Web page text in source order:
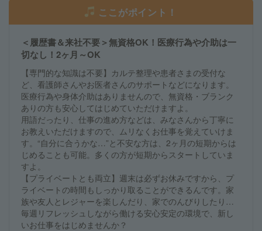
ここがポイント！
＜履歴書＆来社不要＞無資格OK！医療行為や介助は一
切なし！2ヶ月～OK
【専門的な知識は不要】カルテ整理や患者さまの受付な
ど、看護師さんやお医者さんのサポートなどになります。
医療行為や身体介助はありませんので、無資格・ブランク
ありの方も安心してはじめていただけますよ。
用語だったり、仕事の進め方などは、みなさんから丁寧に
お教えいただけますので、ムリなくお仕事を覚えていけま
す。“自分に合うかな…”と不安な方は、2ヶ月の短期からは
じめることも可能。多くの方が短期からスタートしていま
すよ。
【プライベートとも両立】週末は必ずお休みですから、プ
ライベートの時間もしっかり取ることができるんです。家
族や友人とレジャーを楽しんだり、家でのんびりしたり…
毎週リフレッシュしながら働ける安心安定の環境で、新し
いお仕事をはじめませんか？